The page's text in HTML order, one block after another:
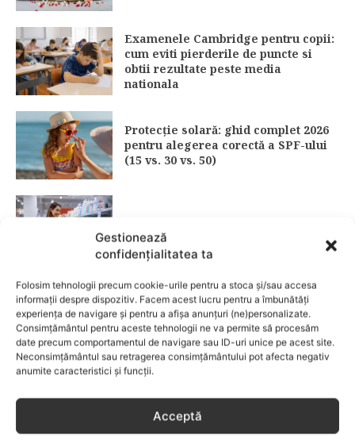
Gestionează
confidențialitatea ta
Folosim tehnologii precum cookie-urile pentru a stoca și/sau accesa
informații despre dispozitiv. Facem acest lucru pentru a îmbunătăți
experiența de navigare și pentru a afișa anunțuri (ne)personalizate.
Consimțământul pentru aceste tehnologii ne va permite să procesăm
date precum comportamentul de navigare sau ID-uri unice pe acest site.
Neconsimțământul sau retragerea consimțământului pot afecta negativ
anumite caracteristici și funcții.
Acceptă
Examenele Cambridge pentru copii:
cum eviti pierderile de puncte si
obtii rezultate peste media
nationala
Protecție solară: ghid complet 2026
pentru alegerea corectă a SPF-ului
(15 vs. 30 vs. 50)
șamponul perfect pentru copilul tău
EVENIMENTE
LIFESTYLE
714
COPII
634
FAMILIA
COMUNICAT
521